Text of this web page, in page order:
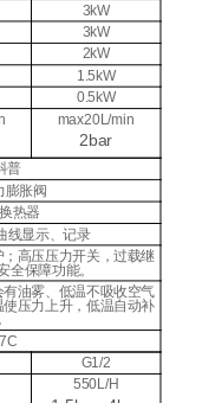
3kW
3kW
2kW
1.5kW
0.5kW
max20L/min
2bar
普
膨胀阀
热器
线显示、记录
高压压力开关，过载继
全保障功能。
油雾、低温不吸收空气
压力上升，低温自动补
G1/2
550L/H